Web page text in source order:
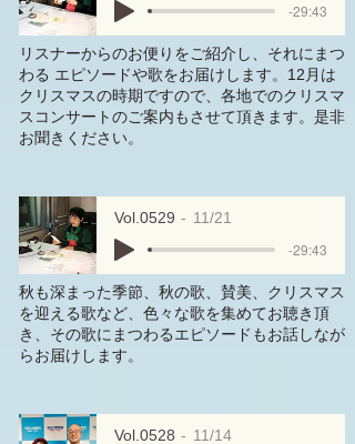
-29:43
リスナーからのお便りをご紹介し、それにまつ
わる エピソードや歌をお届けします。12月は
クリスマスの時期ですので、各地でのクリスマ
スコンサートのご案内もさせて頂きます。是非
お聞きください。
Vol.0529 11/21
-29:43
秋も深まった季節、秋の歌、賛美、クリスマス
を迎える歌など、色々な歌を集めてお聴き頂
き、その歌にまつわるエピソードもお話しなが
らお届けします。
Vol.0528 11/14